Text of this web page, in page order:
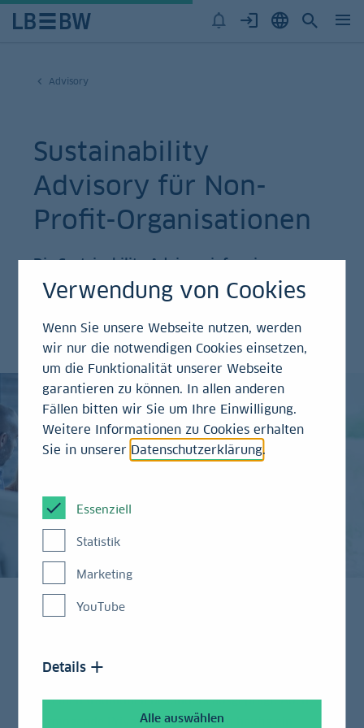
Advisory
Sustainability
Advisory für Non-
Profit-Organisationen
Die Sustainability Advisors informieren
Stiftungen, Kirchen und andere Non-Profit-
notwendige Anpassungen ihrer Richtlinien.
Vereinen traditionell besonders ausgeprägt. Auch
vermögende Privatpersonen zeigen häufig ein
Verwendung von Cookies
Wenn Sie unsere Webseite nutzen, werden
wir nur die notwendigen Cookies einsetzen,
um die Funktionalität unserer Webseite
garantieren zu können. In allen anderen
Fällen bitten wir Sie um Ihre Einwilligung.
Weitere Informationen zu Cookies erhalten
Sie in unserer Datenschutzerklärung.
Essenziell
Statistik
Marketing
YouTube
Details
Alle auswählen